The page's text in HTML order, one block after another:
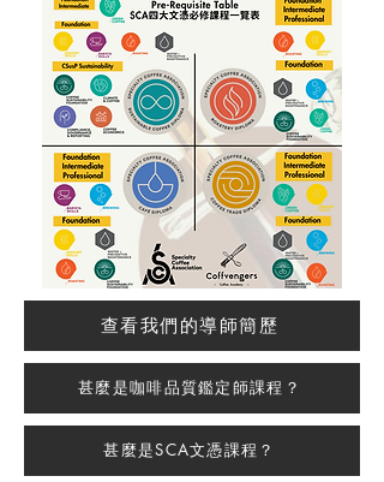
查看我們的導師簡歷
甚麼是咖啡品質鑑定師課程？
甚麼是SCA文憑課程？